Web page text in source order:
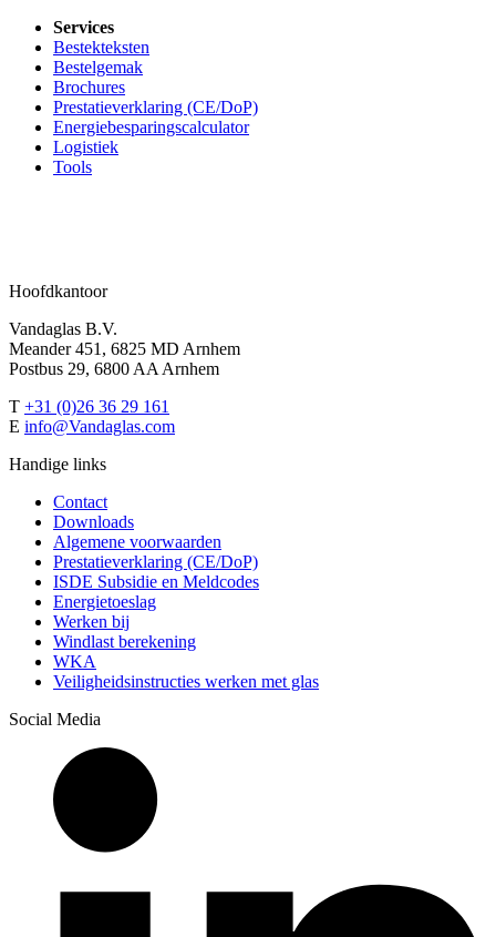
Services
Bestekteksten
Bestelgemak
Brochures
Prestatieverklaring (CE/DoP)
Energiebesparingscalculator
Logistiek
Tools
Hoofdkantoor
Vandaglas B.V.
Meander 451, 6825 MD Arnhem
Postbus 29, 6800 AA Arnhem
T +31 (0)26 36 29 161
E info@Vandaglas.com
Handige links
Contact
Downloads
Algemene voorwaarden
Prestatieverklaring (CE/DoP)
ISDE Subsidie en Meldcodes
Energietoeslag
Werken bij
Windlast berekening
WKA
Veiligheidsinstructies werken met glas
Social Media